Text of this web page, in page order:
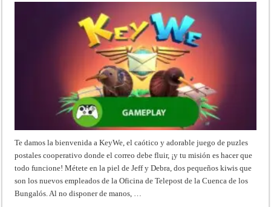
Te damos la bienvenida a KeyWe, el caótico y adorable juego de puzles
postales cooperativo donde el correo debe fluir, ¡y tu misión es hacer que
todo funcione! Métete en la piel de Jeff y Debra, dos pequeños kiwis que
son los nuevos empleados de la Oficina de Telepost de la Cuenca de los
Bungalós. Al no disponer de manos, …